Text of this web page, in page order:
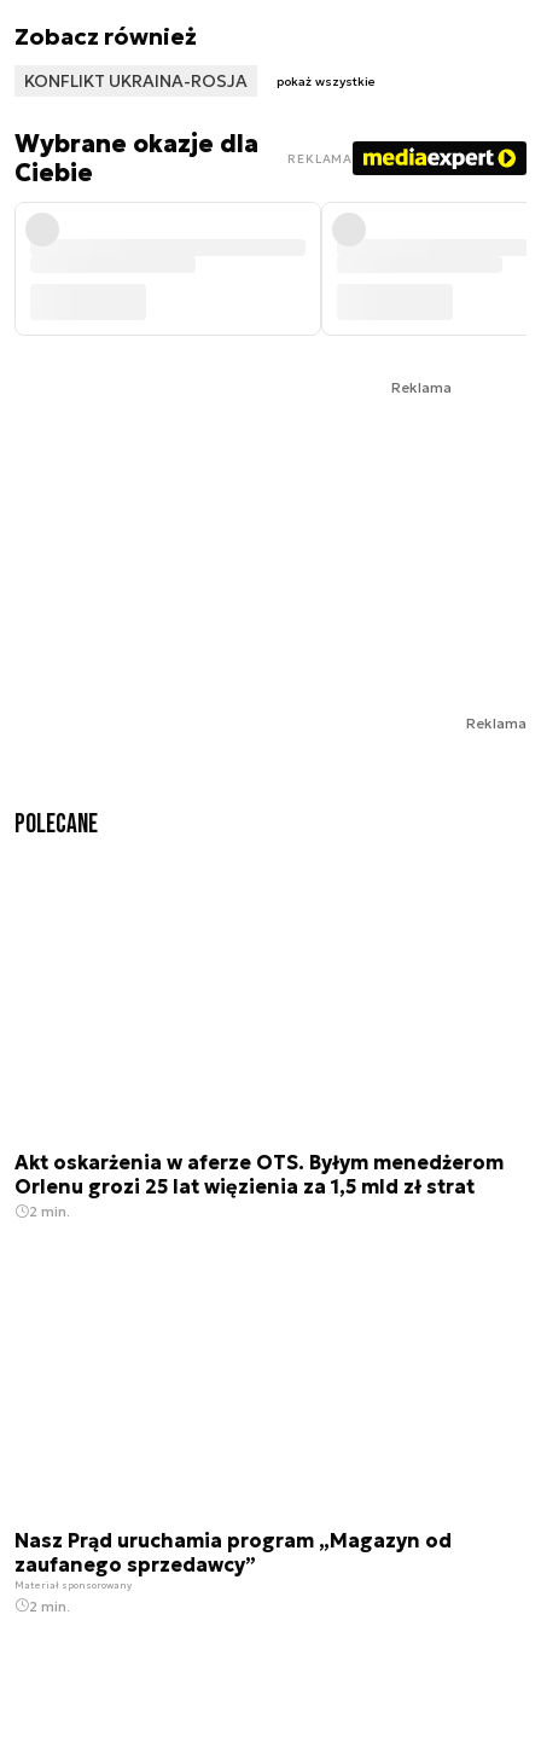
Zobacz również
KONFLIKT UKRAINA-ROSJA pokaż wszystkie
Wybrane okazje dla
Ciebie
REKLAMA
Reklama
Reklama
Polecane
Akt oskarżenia w aferze OTS. Byłym menedżerom
Orlenu grozi 25 lat więzienia za 1,5 mld zł strat
2 min.
Nasz Prąd uruchamia program „Magazyn od
zaufanego sprzedawcy”
Materiał sponsorowany
2 min.